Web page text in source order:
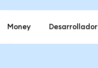
Money Desarrollador